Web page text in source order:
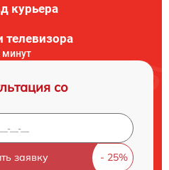
курьера
телевизора
минут
со
заявку